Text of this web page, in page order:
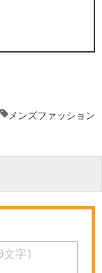
メンズファッション